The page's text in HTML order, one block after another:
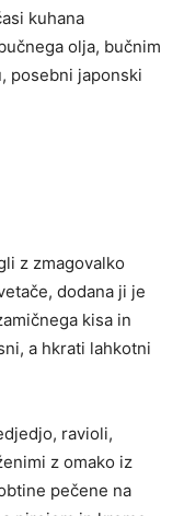
kuhana
olja, bučnim
posebni japonski
z zmagovalko
dodana ji je
kisa in
a hkrati lahkotni
ravioli,
z omako iz
pečene na